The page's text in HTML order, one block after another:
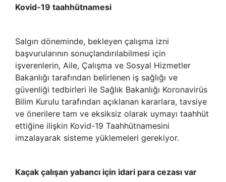
Kovid-19 taahhütnamesi
Salgın döneminde, bekleyen çalışma izni
başvurularının sonuçlandırılabilmesi için
işverenlerin, Aile, Çalışma ve Sosyal Hizmetler
Bakanlığı tarafından belirlenen iş sağlığı ve
güvenliği tedbirleri ile Sağlık Bakanlığı Koronavirüs
Bilim Kurulu tarafından açıklanan kararlara, tavsiye
ve önerilere tam ve eksiksiz olarak uymayı taahhüt
ettiğine ilişkin Kovid-19 Taahhütnamesini
imzalayarak sisteme yüklemeleri gerekiyor.
Kaçak çalışan yabancı için idari para cezası var